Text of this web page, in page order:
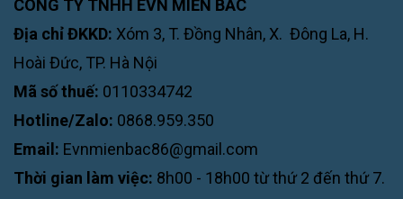
CÔNG TY TNHH EVN MIỀN BẮC
Địa chỉ ĐKKD: Xóm 3, T. Đồng Nhân, X. Đông La, H.
Hoài Đức, TP. Hà Nội
Mã số thuế: 0110334742
Hotline/Zalo: 0868.959.350
Email: Evnmienbac86@gmail.com
Thời gian làm việc: 8h00 - 18h00 từ thứ 2 đến thứ 7.